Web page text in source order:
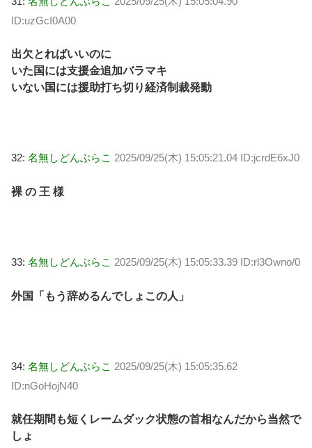
ID:uzGcI0A00
出欠とればいいのに
いた国には支援金追加バラマキ
いない国には援助打ち切り経済制裁発動
32: 名無しどんぶらこ 2025/09/25(木) 15:05:21.04 ID:jcrdE6xJ0
裸 の 王 様
33: 名無しどんぶらこ 2025/09/25(木) 15:05:33.39 ID:rl3Owno/0
外国「もう辞めるんでしょこの人」
34: 名無しどんぶらこ 2025/09/25(木) 15:05:35.62
ID:nGoHojN40
就任期間も短くレームダック状態の首相なんだから当然で
しょ